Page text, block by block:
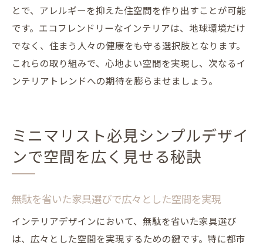
とで、アレルギーを抑えた住空間を作り出すことが可能
です。エコフレンドリーなインテリアは、地球環境だけ
でなく、住まう人々の健康をも守る選択肢となります。
これらの取り組みで、心地よい空間を実現し、次なるイ
ンテリアトレンドへの期待を膨らませましょう。
ミニマリスト必見シンプルデザイ
ンで空間を広く見せる秘訣
無駄を省いた家具選びで広々とした空間を実現
インテリアデザインにおいて、無駄を省いた家具選び
は、広々とした空間を実現するための鍵です。特に都市